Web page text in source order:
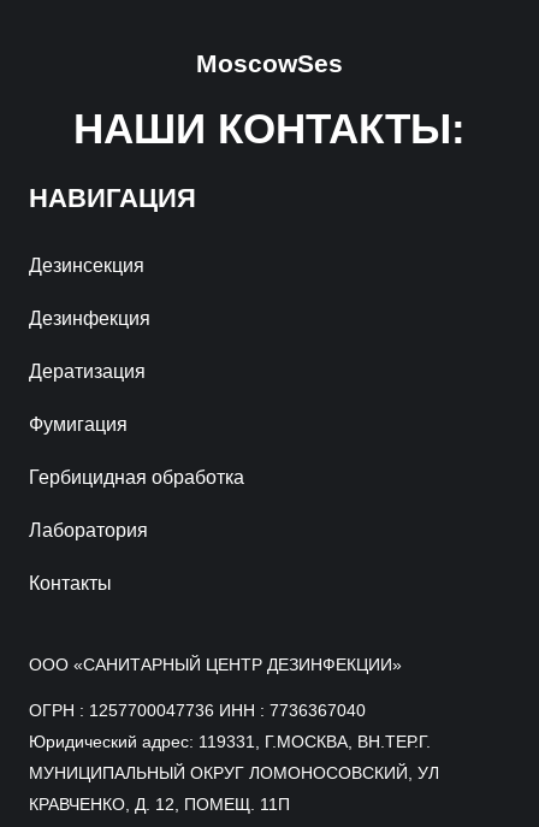
НАШИ КОНТАКТЫ:
MoscowSes
НАВИГАЦИЯ
Дезинсекция
Дезинфекция
Дератизация
Фумигация
Гербицидная обработка
Лаборатория
Контакты
ООО «САНИТАРНЫЙ ЦЕНТР ДЕЗИНФЕКЦИИ»
ОГРН : 1257700047736 ИНН : 7736367040
Юридический адрес: 119331, Г.МОСКВА, ВН.ТЕР.Г.
МУНИЦИПАЛЬНЫЙ ОКРУГ ЛОМОНОСОВСКИЙ, УЛ
КРАВЧЕНКО, Д. 12, ПОМЕЩ. 11П